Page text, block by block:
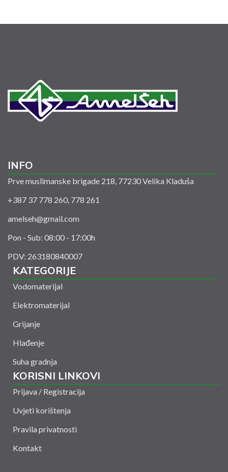
INFO
Prve muslimanske brigade 218, 77230 Velika Kladuša
+387 37 778 260, 778 261
amelseh@gmail.com
Pon - Sub: 08:00 - 17:00h
PDV: 263180840007
KATEGORIJE
Vodomaterijal
Elektromaterijal
Grijanje
Hlađenje
Suha gradnja
KORISNI LINKOVI
Prijava / Registracija
Uvjeti korištenja
Pravila privatnosti
Kontakt